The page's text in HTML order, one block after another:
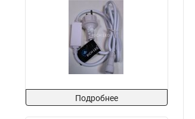
Подробнее